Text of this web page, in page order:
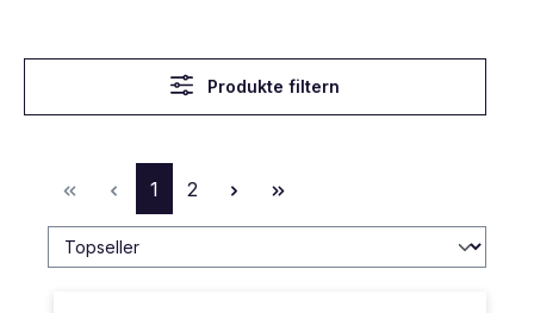
Produkte filtern
Seite
1 Seite
2